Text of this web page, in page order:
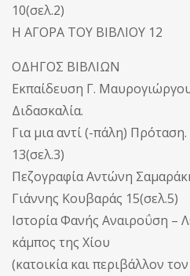
10(σελ.2)
Η ΑΓΟΡΑ ΤΟΥ ΒΙΒΛΙΟΥ 12
ΟΔΗΓΟΣ ΒΙΒΛΙΩΝ
Εκπαίδευση Γ.
Διδασκαλία.
Για μια αντί (-πάλη)
13(σελ.3)
Πεζογραφία Αντώνη
Γιάννης Κουβαράς 15(σελ.5)
Ιστορία Φανής Αναιροΰση
κάμπος της Χίου
(κατοικία και περιβάλλον